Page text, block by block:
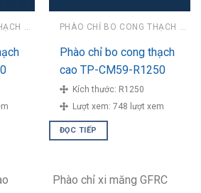
PHÀO CHỈ BO CONG THẠCH CAO PHÀO CHỈ BO CONG THẠCH CAO
Phào chỉ bo cong thạch
cao TP-CM59-R1250
Kích thước: R1250
Lượt xem: 748 lượt xem
ĐỌC TIẾP
Phào chỉ xi măng GFRC